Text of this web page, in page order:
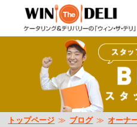
トップページ ≫ ブログ≫オーナ